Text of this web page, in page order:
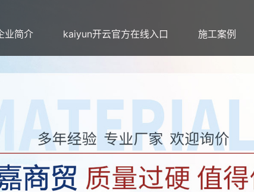
业简介 kaiyun开云官方在线入口 施工案例